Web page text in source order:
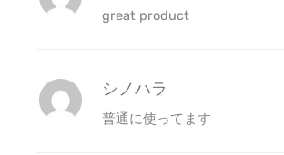
great product
シノハラ
普通に使ってます